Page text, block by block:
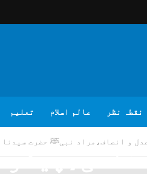
نقطہ نظر عالم اسلام تعلیم
و انصاف،مراد نبیﷺ حضرت
امیر
ثانی،پیکر